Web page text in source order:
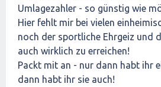
Umlagezahler - so günstig wie
Hier fehlt mir bei vielen
noch der sportliche Ehrgeiz und
auch wirklich zu erreichen!
Packt mit an - nur dann habt ihr
dann habt ihr sie auch!